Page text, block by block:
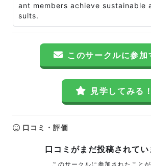
ant members achieve sustainable
sults.
このサークルに参加
見学してみる！
口コミ・評価
口コミがまだ投稿されてい
このサークルに参加されたこと